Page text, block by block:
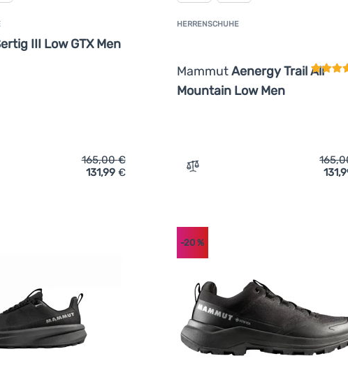
III Low GTX Men
'Herrenschuhe Mammut Sertig III Low GTX Men' hinzufügen
165,00€
131,99 €
HERRENSCHUHE
MammutAenergy Trail All
Mountain Low Men
Zum Vergleich 'Herrenschuhe
-20 %